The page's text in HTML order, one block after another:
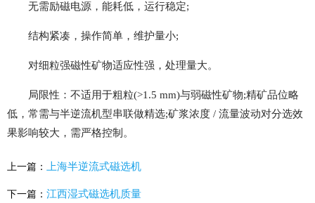
无需励磁电源，能耗低，运行稳定;
结构紧凑，操作简单，维护量小;
对细粒强磁性矿物适应性强，处理量大。
局限性：不适用于粗粒(>1.5 mm)与弱磁性矿物;精矿品位略
低，常需与半逆流机型串联做精选;矿浆浓度 / 流量波动对分选效
果影响较大，需严格控制。
上一篇： 上海半逆流式磁选机
下一篇： 江西湿式磁选机质量